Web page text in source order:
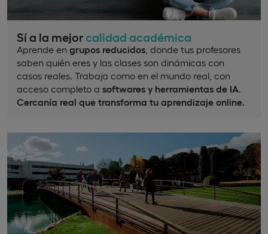
Sí a la mejorcalidad académica
Aprende en grupos reducidos , donde tus profesores
saben quién eres y las clases son dinámicas con
casos reales. Trabaja como en el mundo real, con
acceso completo a softwares y herramientas de IA.
Cercanía real que transforma tu aprendizaje online.